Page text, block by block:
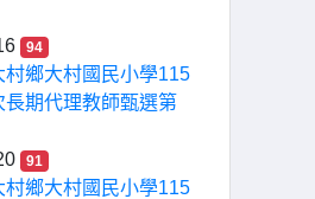
94
村鄉大村國民小學115
期代理教師甄選第
91
村鄉大村國民小學115